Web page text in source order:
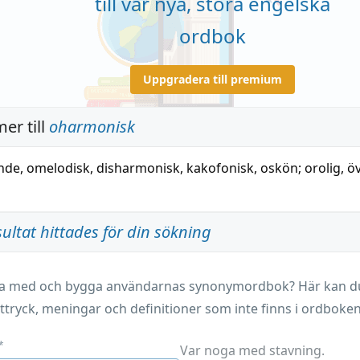
ordbok
Uppgradera till premium
till oharmonisk
, omelodisk, disharmonisk, kakofonisk, oskön; orolig,
hittades för din sökning
med och bygga användarnas synonymordbok? Här kan
meningar och definitioner som inte finns i
Var noga med stavning.